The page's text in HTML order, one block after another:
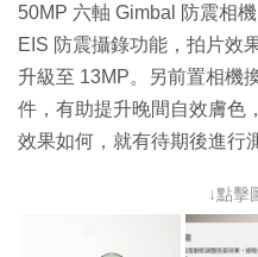
50MP 六軸 Gimbal 防震相
EIS 防震攝錄功能，拍片效
升級至 13MP。另前置相機
件，有助提升晚間自效膚色
效果如何，就有待期後進行
↓點擊